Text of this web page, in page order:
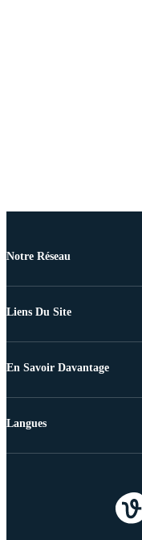
Notre Réseau
Liens Du Site
En Savoir Davantage
Langues